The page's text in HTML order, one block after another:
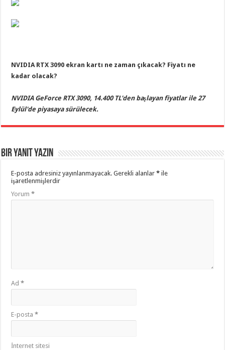
NVIDIA RTX 3090 ekran kartı ne zaman çıkacak? Fiyatı ne
kadar olacak?
NVIDIA GeForce RTX 3090, 14.400 TL'den başlayan fiyatlar ile 27
Eylül'de piyasaya sürülecek.
Bir yanıt yazın
E-posta adresiniz yayınlanmayacak. Gerekli alanlar* ile
işaretlenmişlerdir
Yorum*
Ad*
E-posta*
İnternet sitesi